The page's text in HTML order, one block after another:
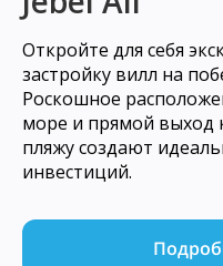
Откройте для себя
застройку вилл на
Роскошное
море и прямой выход
пляжу создают
инвестиций.